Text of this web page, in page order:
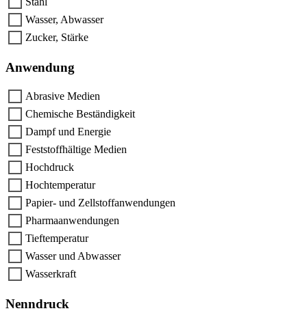
Wasser, Abwasser
Zucker, Stärke
Anwendung
Abrasive Medien
Chemische Beständigkeit
Dampf und Energie
Feststoffhältige Medien
Hochdruck
Hochtemperatur
Papier- und Zellstoffanwendungen
Pharmaanwendungen
Tieftemperatur
Wasser und Abwasser
Wasserkraft
Nenndruck